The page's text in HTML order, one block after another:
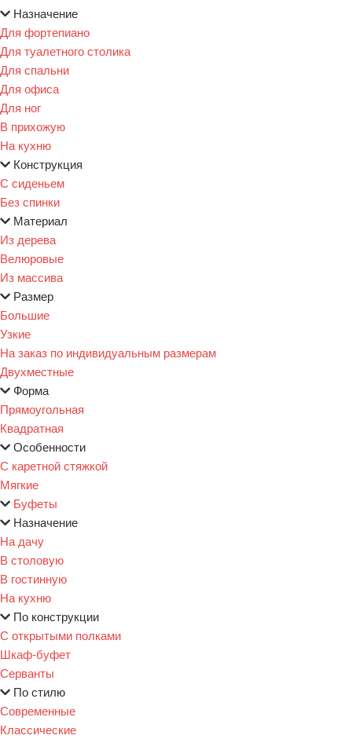
Назначение
Для фортепиано
Для туалетного столика
Для спальни
Для офиса
Для ног
В прихожую
На кухню
Конструкция
С сиденьем
Без спинки
Материал
Из дерева
Велюровые
Из массива
Размер
Большие
Узкие
На заказ по индивидуальным размерам
Двухместные
Форма
Прямоугольная
Квадратная
Особенности
С каретной стяжкой
Мягкие
Буфеты
Назначение
На дачу
В столовую
В гостинную
На кухню
По конструкции
С открытыми полками
Шкаф-буфет
Серванты
По стилю
Современные
Классические